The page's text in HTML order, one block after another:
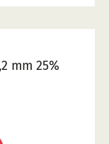
mm 25%